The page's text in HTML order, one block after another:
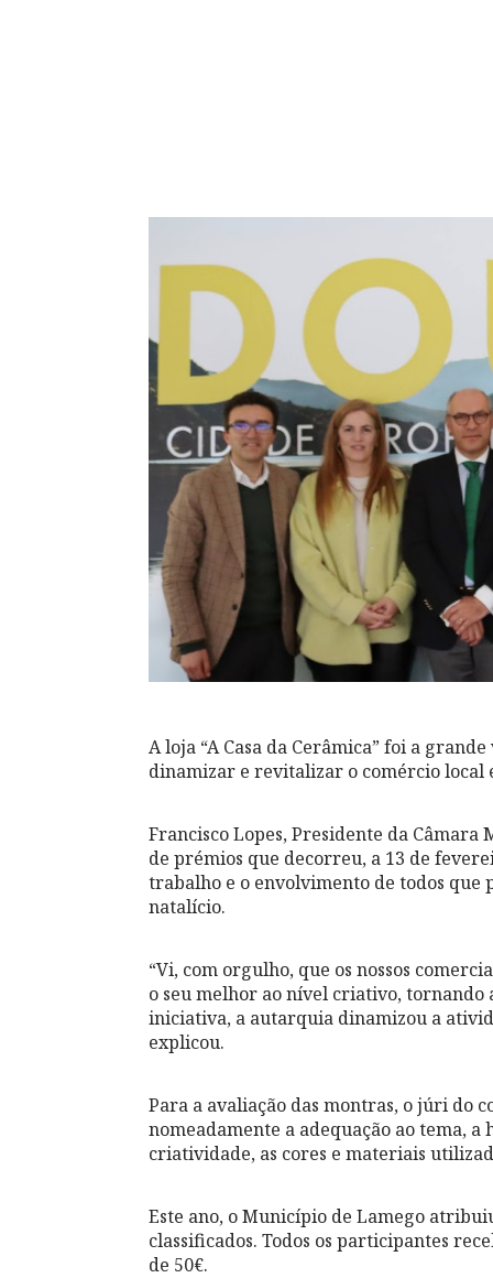
A loja “A Casa da Cerâmica” foi a
dinamizar e revitalizar o comércio
Francisco Lopes, Presidente da
de prémios que decorreu, a 13 de
trabalho e o envolvimento de todos
natalício.
“Vi, com orgulho, que os nossos
o seu melhor ao nível criativo, tornando
iniciativa, a autarquia dinamizou a
explicou.
Para a avaliação das montras, o júri do
nomeadamente a adequação ao tema,
criatividade, as cores e materiais
Este ano, o Município de Lamego
classificados. Todos os participantes
de 50€.